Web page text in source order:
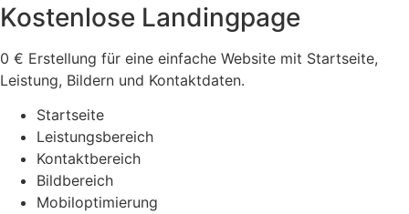
Kostenlose Landingpage
0 € Erstellung für eine einfache Website mit Startseite,
Leistung, Bildern und Kontaktdaten.
Startseite
Leistungsbereich
Kontaktbereich
Bildbereich
Mobiloptimierung